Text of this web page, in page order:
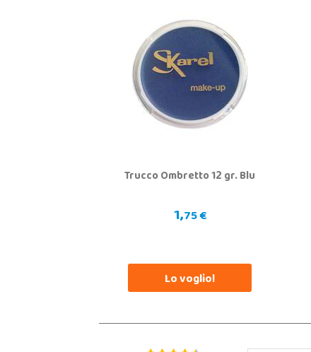
Trucco Ombretto 12 gr. Blu
1,75 €
Lo voglio!